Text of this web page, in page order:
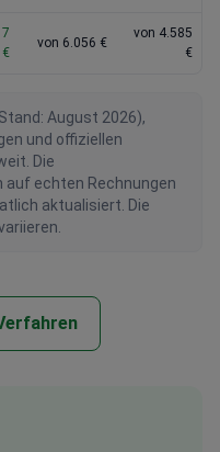
€
von 6.056 €
von 4.585
€
August 2026),
und offiziellen
Die
echten Rechnungen
aktualisiert. Die